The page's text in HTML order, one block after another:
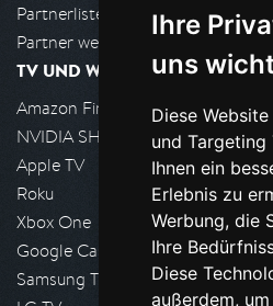
Ihre
uns
Diese
und Targeting
Ihnen ein
Erlebnis zu
Werbung, die
Ihre
Diese
außerdem,
Partnerliste
Partner werden
TV UND WOHNZIMMER
Amazon FireTV
NVIDIA SHIELD, Google TV
Apple TV
Roku
Xbox One
Google Cast
Samsung TV